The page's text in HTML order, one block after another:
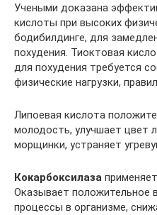
Учеными доказана
кислоты при высоких
бодибилдинге, для
похудения. Тиоктовая
для похудения требуется
физические нагрузки,
Липоевая кислота
молодость, улучшает цвет
морщинки, устраняет
Кокарбоксилаза
Оказывает положительное
процессы в организме,